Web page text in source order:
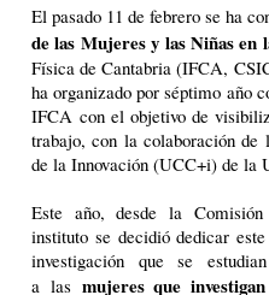
El pasado 11 de febrero se ha
de las Mujeres y las Niñas en
Física de Cantabria (IFCA,
ha organizado por séptimo año
IFCA con el objetivo de
trabajo, con la colaboración
de la Innovación (UCC+i) de la
Este año, desde la
instituto se decidió dedicar
investigación que se
a las mujeres que